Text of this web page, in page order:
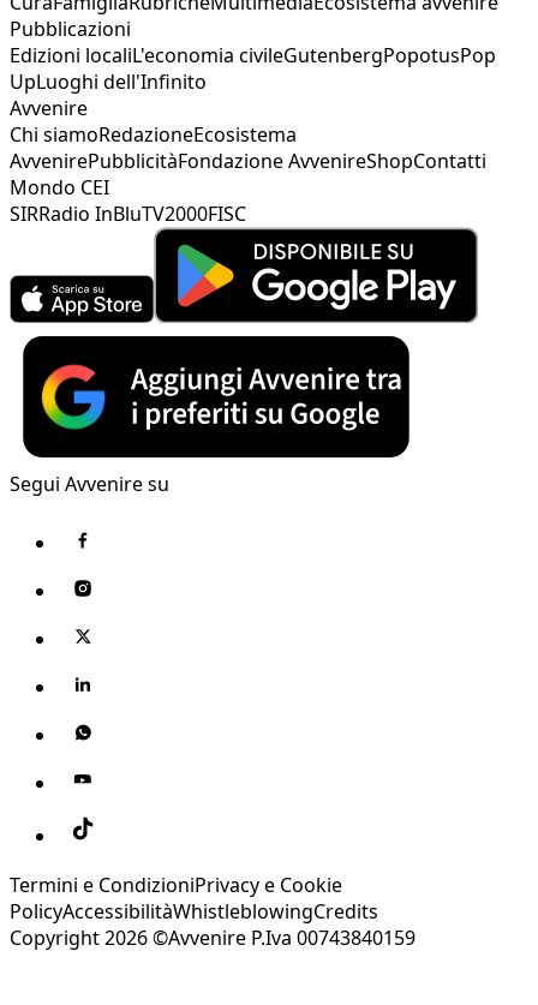
Pubblicazioni
Edizioni localiL'economia civileGutenbergPopotusPop
UpLuoghi dell'Infinito
Avvenire
Chi siamoRedazioneEcosistema
AvvenirePubblicitàFondazione AvvenireShopContatti
Mondo CEI
SIRRadio InBluTV2000FISC
Segui Avvenire su
Termini e CondizioniPrivacy e Cookie
PolicyAccessibilitàWhistleblowingCredits
Copyright 2026 ©Avvenire P.Iva 00743840159